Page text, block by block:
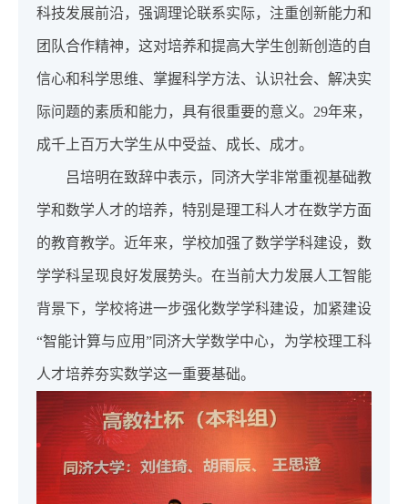
科技发展前沿，强调理论联系实际，注重创新能力和
团队合作精神，这对培养和提高大学生创新创造的自
信心和科学思维、掌握科学方法、认识社会、解决实
际问题的素质和能力，具有很重要的意义。29年来，
成千上百万大学生从中受益、成长、成才。
吕培明在致辞中表示，同济大学非常重视基础教
学和数学人才的培养，特别是理工科人才在数学方面
的教育教学。近年来，学校加强了数学学科建设，数
学学科呈现良好发展势头。在当前大力发展人工智能
背景下，学校将进一步强化数学学科建设，加紧建设
“智能计算与应用”同济大学数学中心，为学校理工科
人才培养夯实数学这一重要基础。